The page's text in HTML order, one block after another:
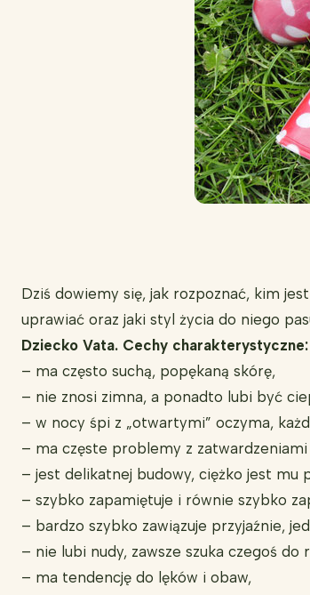
Dziś dowiemy się, jak rozpoznać, kim
uprawiać oraz jaki styl życia do niego
Dziecko Vata. Cechy charakterystyczne:
– ma często suchą, popękaną skórę,
– nie znosi zimna, a ponadto lubi być
– w nocy śpi z „otwartymi” oczyma,
– ma częste problemy z
– jest delikatnej budowy, ciężko jest mu
– szybko zapamiętuje i równie szybko
– bardzo szybko zawiązuje przyjaźnie,
– nie lubi nudy, zawsze szuka czegoś
– ma tendencję do lęków i obaw,